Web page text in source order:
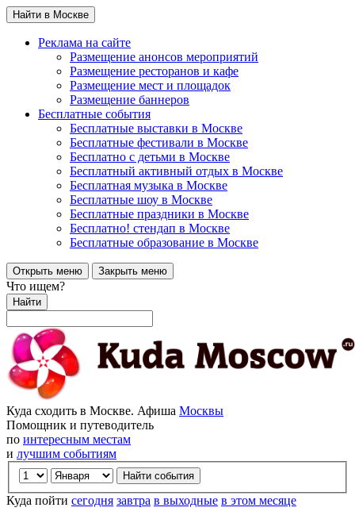
Найти в Москве
Реклама на сайте
Размещение анонсов мероприятий
Размещение ресторанов и кафе
Размещение мест и площадок
Размещение баннеров
Бесплатные события
Бесплатные выставки в Москве
Бесплатные фестивали в Москве
Бесплатно с детьми в Москве
Бесплатный активный отдых в Москве
Бесплатная музыка в Москве
Бесплатные шоу в Москве
Бесплатные праздники в Москве
Бесплатно! стендап в Москве
Бесплатные образование в Москве
Открыть меню Закрыть меню
Что ищем?
Найти
Куда сходить в Москве. Афиша Москвы
Помощник и путеводитель
по интересным местам
и лучшим событиям
Куда пойти сегодня завтра в выходные в этом месяце